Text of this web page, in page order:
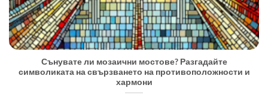
Сънувате ли мозаични мостове? Разгадайте
символиката на свързването на противоположности и
хармони